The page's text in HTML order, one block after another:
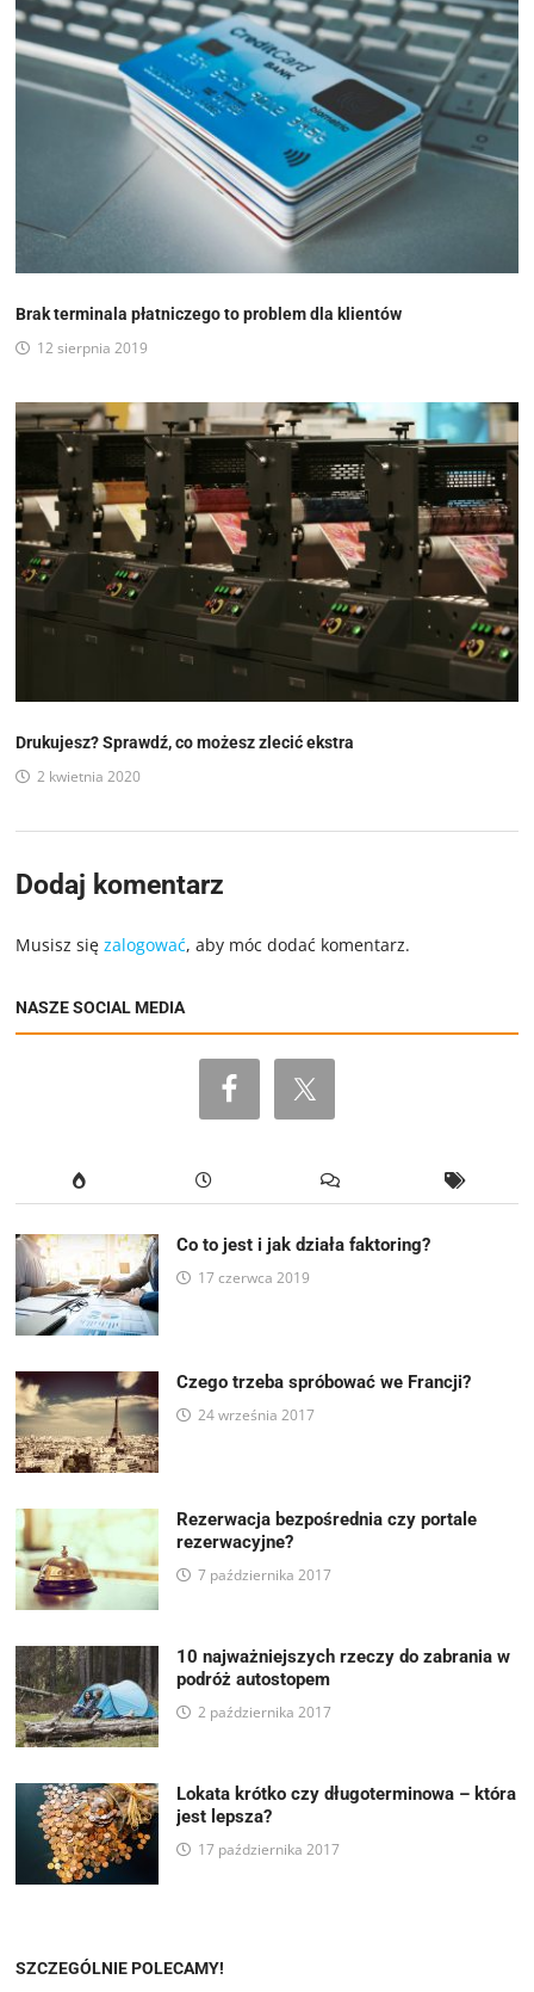
Brak terminala płatniczego to problem dla klientów
12 sierpnia 2019
Drukujesz? Sprawdź, co możesz zlecić ekstra
2 kwietnia 2020
Dodaj komentarz
Musisz sięzalogować, aby móc dodać komentarz.
NASZE SOCIAL MEDIA
Co to jest i jak działa faktoring?
17 czerwca 2019
Czego trzeba spróbować we Francji?
24 września 2017
Rezerwacja bezpośrednia czy portale
rezerwacyjne?
7 października 2017
10 najważniejszych rzeczy do zabrania w
podróż autostopem
2 października 2017
Lokata krótko czy długoterminowa – która
jest lepsza?
17 października 2017
SZCZEGÓLNIE POLECAMY!